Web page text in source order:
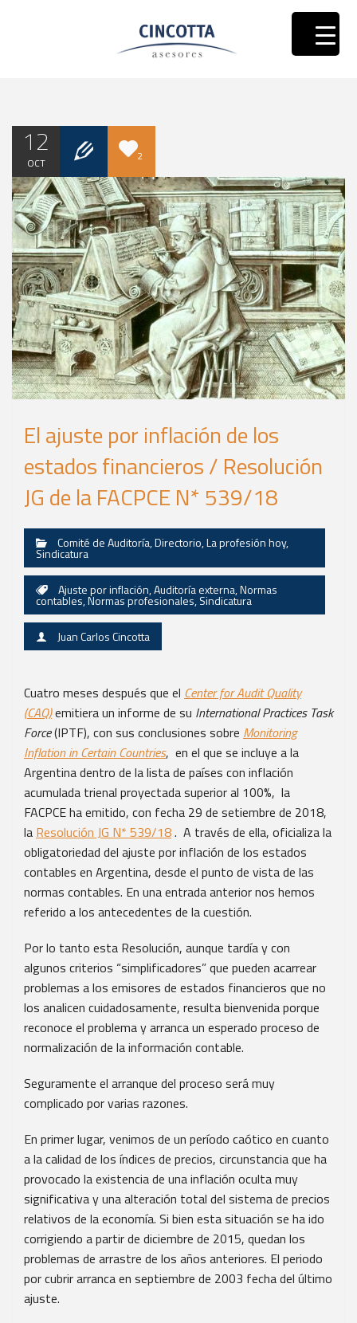
12
OCT 2
El ajuste por inflación de los
estados financieros / Resolución
JG de la FACPCE N* 539/18
Comité de Auditoría,Directorio,La profesión hoy,
Sindicatura
Ajuste por inflación,Auditoría externa,Normas
contables,Normas profesionales,Sindicatura
Juan Carlos Cincotta
Cuatro meses después que el Center for Audit Quality
(CAQ)emitiera un informe de su International Practices Task
Force(IPTF), con sus conclusiones sobre Monitoring
Inflation in Certain Countries, en el que se incluye a la
Argentina dentro de la lista de países con inflación
acumulada trienal proyectada superior al 100%, la
FACPCE ha emitido, con fecha 29 de setiembre de 2018,
la Resolución JG N* 539/18. A través de ella, oficializa la
obligatoriedad del ajuste por inflación de los estados
contables en Argentina, desde el punto de vista de las
normas contables. En una entrada anterior nos hemos
referido a los antecedentes de la cuestión.
Por lo tanto esta Resolución, aunque tardía y con
algunos criterios “simplificadores” que pueden acarrear
problemas a los emisores de estados financieros que no
los analicen cuidadosamente, resulta bienvenida porque
reconoce el problema y arranca un esperado proceso de
normalización de la información contable.
Seguramente el arranque del proceso será muy
complicado por varias razones.
En primer lugar, venimos de un período caótico en cuanto
a la calidad de los índices de precios, circunstancia que ha
provocado la existencia de una inflación oculta muy
significativa y una alteración total del sistema de precios
relativos de la economía. Si bien esta situación se ha ido
corrigiendo a partir de diciembre de 2015, quedan los
problemas de arrastre de los años anteriores. El periodo
por cubrir arranca en septiembre de 2003 fecha del último
ajuste.